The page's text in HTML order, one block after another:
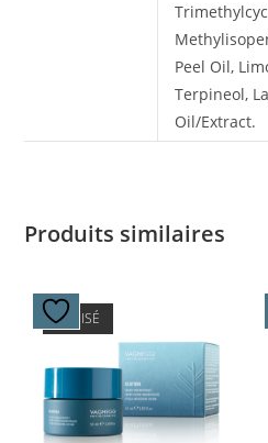
Peel Oil,
Terpineol,
Oil/Extract.
Produits similaires
ÉPUISÉ